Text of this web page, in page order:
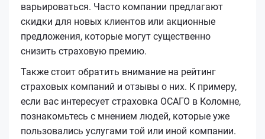
варьироваться. Часто компании предлагают
скидки для новых клиентов или акционные
предложения, которые могут существенно
снизить страховую премию.
Также стоит обратить внимание на рейтинг
страховых компаний и отзывы о них. К примеру,
если вас интересует страховка ОСАГО в Коломне,
познакомьтесь с мнением людей, которые уже
пользовались услугами той или иной компании.